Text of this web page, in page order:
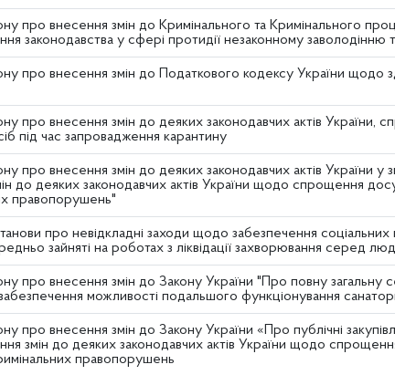
про внесення змін до Кримінального та Кримінального
законодавства у сфері протидії незаконному
про внесення змін до Податкового кодексу України щодо
про внесення змін до деяких законодавчих актів України,
під час запровадження карантину
про внесення змін до деяких законодавчих актів України у
до деяких законодавчих актів України щодо спрощення
правопорушень"
про невідкладні заходи щодо забезпечення соціальних
зайняті на роботах з ліквідації захворювання серед
про внесення змін до Закону України "Про повну
можливості подальшого функціонування
про внесення змін до Закону України «Про публічні
змін до деяких законодавчих актів України щодо
правопорушень